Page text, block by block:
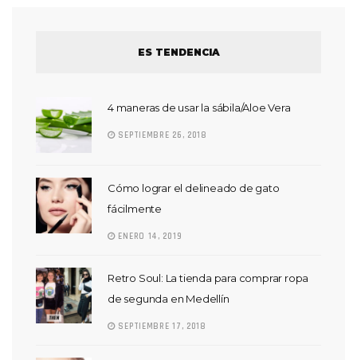
ES TENDENCIA
4 maneras de usar la sábila/Aloe Vera
SEPTIEMBRE 26, 2018
Cómo lograr el delineado de gato
fácilmente
ENERO 14, 2019
Retro Soul: La tienda para comprar ropa
de segunda en Medellín
SEPTIEMBRE 17, 2018